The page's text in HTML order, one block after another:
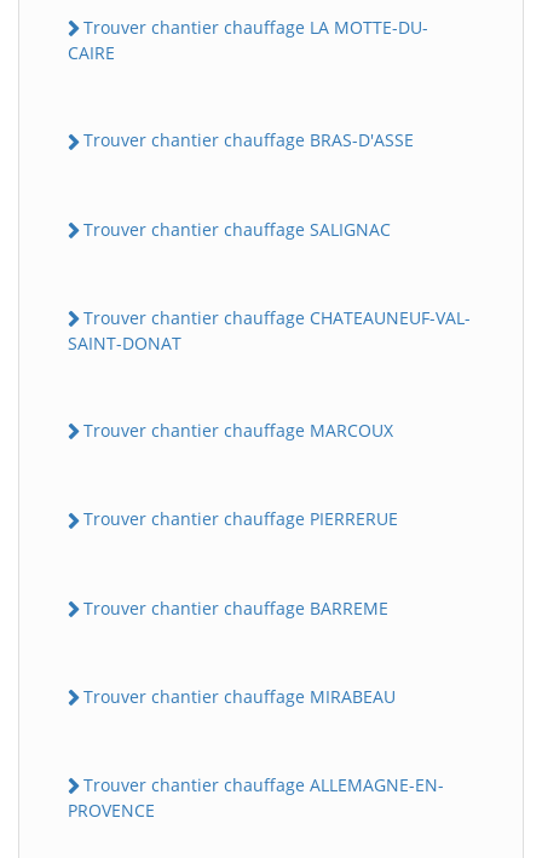
Trouver chantier chauffage LA MOTTE-DU-
CAIRE
Trouver chantier chauffage BRAS-D'ASSE
Trouver chantier chauffage SALIGNAC
Trouver chantier chauffage CHATEAUNEUF-VAL-
SAINT-DONAT
Trouver chantier chauffage MARCOUX
Trouver chantier chauffage PIERRERUE
Trouver chantier chauffage BARREME
Trouver chantier chauffage MIRABEAU
Trouver chantier chauffage ALLEMAGNE-EN-
PROVENCE